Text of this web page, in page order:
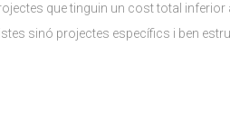
que tinguin un cost total inferior
sinó projectes específics i ben